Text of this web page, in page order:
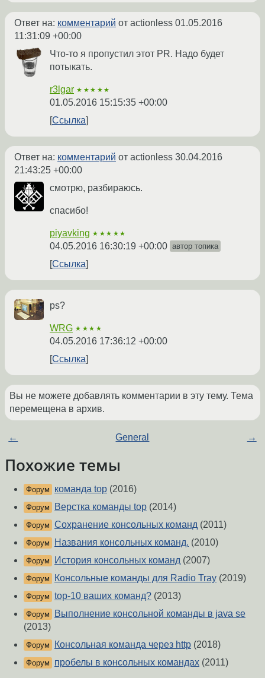
Ответ на: комментарий от actionless 01.05.2016
11:31:09 +00:00
Что-то я пропустил этот PR. Надо будет
потыкать.
r3lgar ★★★★★
01.05.2016 15:15:35 +00:00
Ссылка
Ответ на: комментарий от actionless 30.04.2016
21:43:25 +00:00
смотрю, разбираюсь.
спасибо!
piyavking ★★★★★
04.05.2016 16:30:19 +00:00 автор топика
Ссылка
ps?
WRG ★★★★
04.05.2016 17:36:12 +00:00
Ссылка
Вы не можете добавлять комментарии в эту тему. Тема
перемещена в архив.
← General →
Похожие темы
Форум команда top (2016)
Форум Верстка команды top (2014)
Форум Сохранение консольных команд (2011)
Форум Названия консольных команд. (2010)
Форум История консольных команд (2007)
Форум Консольные команды для Radio Tray (2019)
Форум top-10 ваших команд? (2013)
Форум
Выполнение консольной команды в java se
(2013)
Форум Консольная команда через http (2018)
Форум пробелы в консольных командах (2011)